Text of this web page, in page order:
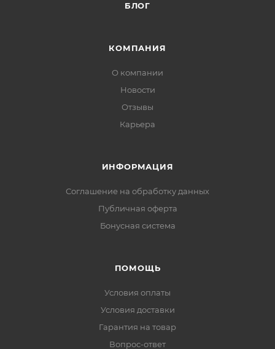
БЛОГ
КОМПАНИЯ
О компании
Новости
Отзывы
Карьера
ИНФОРМАЦИЯ
Соглашение на обработку данных
Публичная оферта
Бонусная система
ПОМОЩЬ
Условия оплаты
Условия доставки
Гарантия на товар
Вопрос-ответ